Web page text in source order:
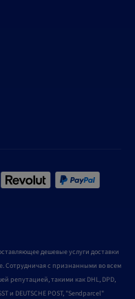
дешевые услуги доставки
Сотрудничая с признанными во всем
репутацией, такими как DHL, DPD,
и DEUTSCHE POST, "Sendparcel"